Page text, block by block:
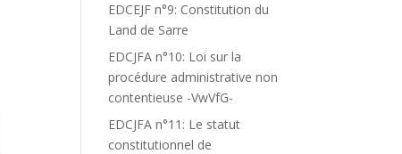
EDCEJF n°9: Constitution du
Land de Sarre
EDCJFA n°10: Loi sur la
procédure administrative non
contentieuse -VwVfG-
EDCJFA n°11: Le statut
constitutionnel de